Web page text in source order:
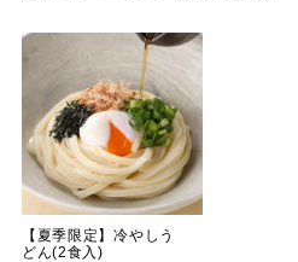
【夏季限定】冷やしう
どん(2食入)